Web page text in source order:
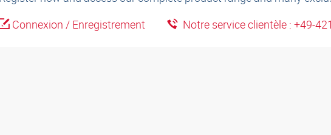
Connexion / Enregistrement
Notre service clientèle : +49-